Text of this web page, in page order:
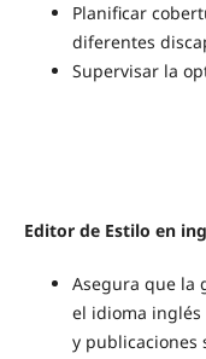
Planificar
diferentes
Supervisar la
Editor de Estilo en
Asegura que la
el idioma
y publicaciones